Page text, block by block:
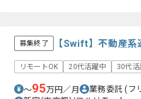
募集終了 【Swift】不動産
リモートOK 20代活躍中 30代活
〜95万円／月 業務委託(フ